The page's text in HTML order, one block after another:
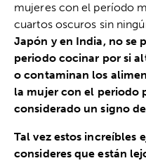
mujeres con el período
cuartos oscuros sin
Japón y en India, no se
periodo cocinar por si
o contaminan los
la mujer con el periodo
considerado un signo
Tal vez estos increíbles
consideres que están